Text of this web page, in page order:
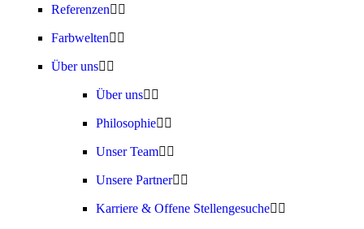
Referenzen
Farbwelten
Über uns
Über uns
Philosophie
Unser Team
Unsere Partner
Karriere & Offene Stellengesuche